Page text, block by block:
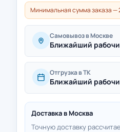
Минимальная сумма заказа —
Самовывоз в Москве
Ближайший
Отгрузка в ТК
Ближайший
Доставка в Москва
Точную доставку